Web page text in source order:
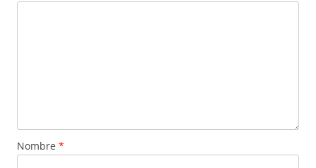
Nombre *